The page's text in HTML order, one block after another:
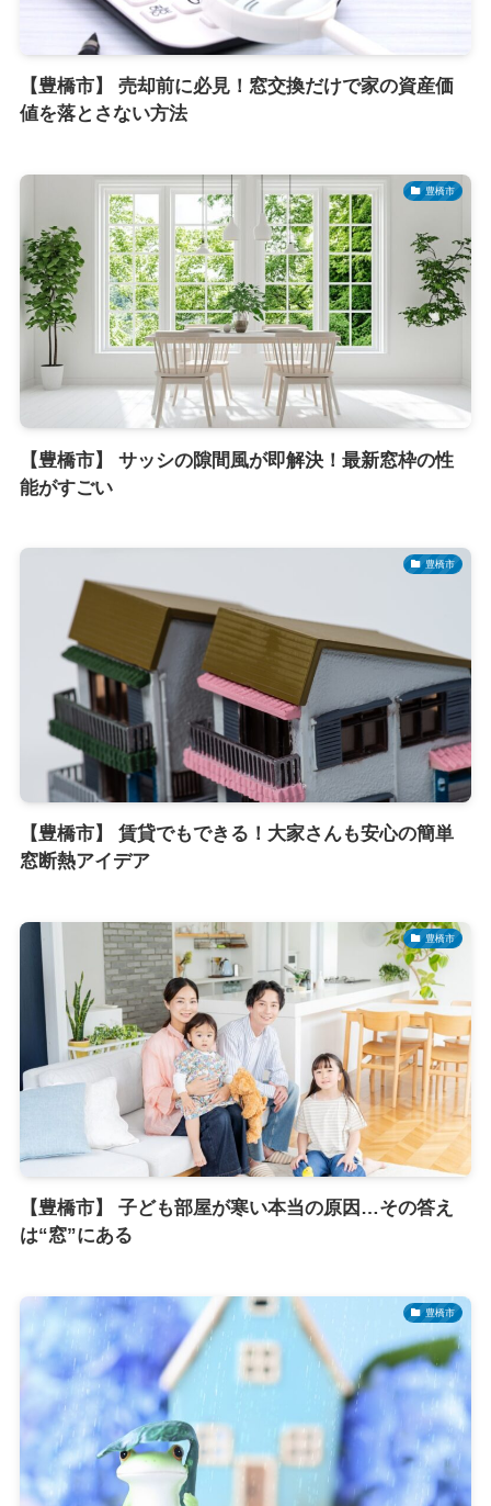
【豊橋市】 売却前に必見！窓交換だけで家の資産価
値を落とさない方法
豊橋市
【豊橋市】 サッシの隙間風が即解決！最新窓枠の性
能がすごい
豊橋市
【豊橋市】 賃貸でもできる！大家さんも安心の簡単
窓断熱アイデア
豊橋市
【豊橋市】 子ども部屋が寒い本当の原因…その答え
は“窓”にある
豊橋市